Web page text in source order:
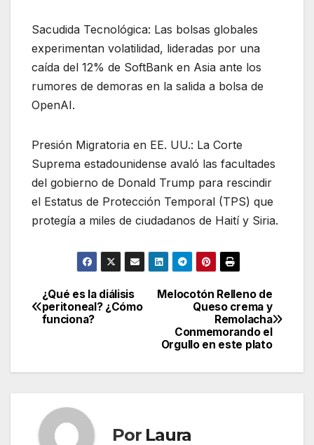
Sacudida Tecnológica: Las bolsas globales
experimentan volatilidad, lideradas por una
caída del 12% de SoftBank en Asia ante los
rumores de demoras en la salida a bolsa de
OpenAI.
Presión Migratoria en EE. UU.: La Corte
Suprema estadounidense avaló las facultades
del gobierno de Donald Trump para rescindir
el Estatus de Protección Temporal (TPS) que
protegía a miles de ciudadanos de Haití y Siria.
Navegación
de
Melocotón Relleno de
Queso crema y
Remolacha
Conmemorando el
Orgullo en este plato
¿Qué es la diálisis
peritoneal? ¿Cómo
funciona?
Por Laura